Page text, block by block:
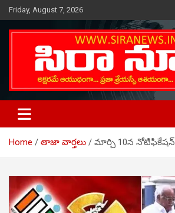
Skip
to
content
Friday, August 7, 2026
SIRA NEWS
Telugu Online News Daily
Home తాజా వార్తలు మార్చి 10న నోటిఫికేషన్